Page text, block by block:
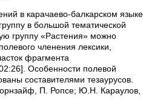
в карачаево-балкарском языке
в большой тематической
группу «Растения» можно
членения лексики,
фрагмента
Особенности полевой
составителями тезаурусов.
П. Ропсе; Ю.Н. Караулов,